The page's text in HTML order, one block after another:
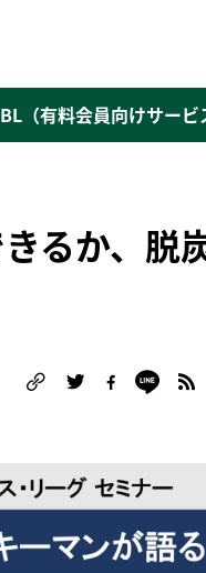
（有料会員向けサービ
るか、脱